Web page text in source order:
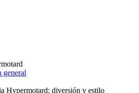
general
Hypermotard: diversión y estilo